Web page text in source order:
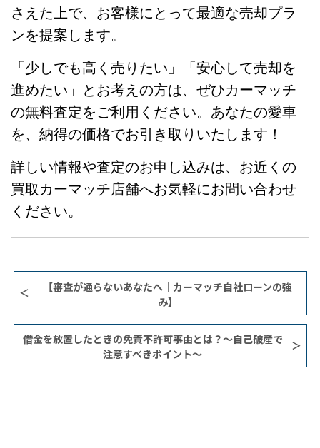
さえた上で、お客様にとって最適な売却プラ
ンを提案します。
「少しでも高く売りたい」「安心して売却を
進めたい」とお考えの方は、ぜひカーマッチ
の無料査定をご利用ください。あなたの愛車
を、納得の価格でお引き取りいたします！
詳しい情報や査定のお申し込みは、お近くの
買取カーマッチ店舗へお気軽にお問い合わせ
ください。
【審査が通らないあなたへ｜カーマッチ自社ローンの強
み】
借金を放置したときの免責不許可事由とは？〜自己破産で
注意すべきポイント〜